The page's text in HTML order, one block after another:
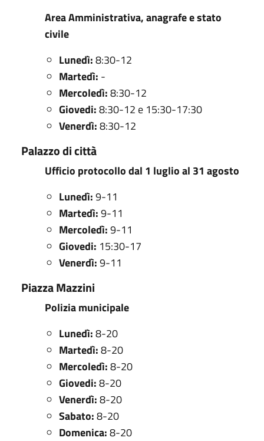
Area Amministrativa, anagrafe e stato
civile
Lunedì:8:30-12
Martedì: -
Mercoledì:8:30-12
Giovedi:8:30-12 e 15:30-17:30
Venerdì:8:30-12
Palazzo di città
Ufficio protocollo dal 1 luglio al 31 agosto
Lunedì:9-11
Martedì:9-11
Mercoledì:9-11
Giovedi: 15:30-17
Venerdì:9-11
Piazza Mazzini
Polizia municipale
Lunedì:8-20
Martedì:8-20
Mercoledì:8-20
Giovedi:8-20
Venerdì:8-20
Sabato:8-20
Domenica:8-20